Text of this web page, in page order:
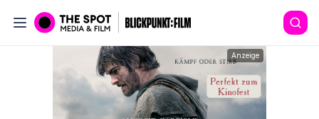
Anzeige